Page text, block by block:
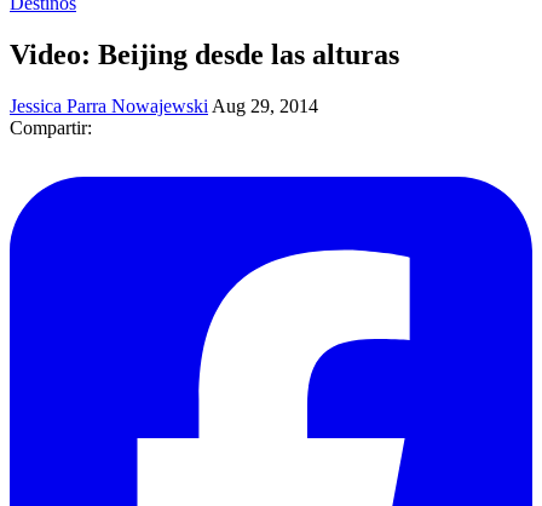
Video: Beijing desde las alturas
Jessica Parra Nowajewski Aug 29, 2014
Compartir: